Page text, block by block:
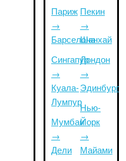
Париж
→
Барселона
Сингапур
→
Куала-
Лумпур
Мумбаи
→
Дели
Пекин
→
Шанхай
Лондон
→
Эдинбург
Нью-
Йорк
→
Майами